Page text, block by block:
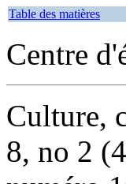
Table des matières
Centre
Culture,
8, no 2